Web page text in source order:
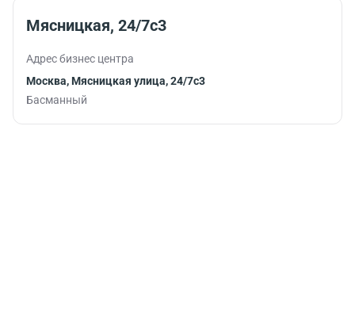
Мясницкая, 24/7с3
Адрес бизнес центра
Москва, Мясницкая улица, 24/7с3
Басманный